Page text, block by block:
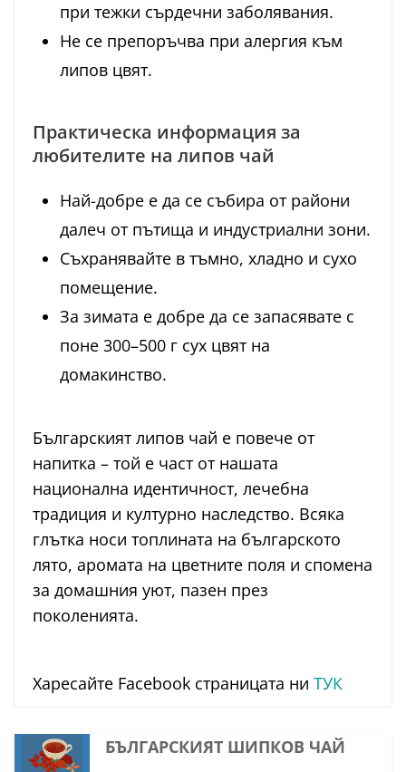
при тежки сърдечни заболявания.
Не се препоръчва при алергия към
липов цвят.
Практическа информация за
любителите на липов чай
Най-добре е да се събира от райони
далеч от пътища и индустриални зони.
Съхранявайте в тъмно, хладно и сухо
помещение.
За зимата е добре да се запасявате с
поне 300–500 г сух цвят на
домакинство.
Българският липов чай е повече от
напитка – той е част от нашата
национална идентичност, лечебна
традиция и културно наследство. Всяка
глътка носи топлината на българското
лято, аромата на цветните поля и спомена
за домашния уют, пазен през
поколенията.
Харесайте Facebook страницата ни ТУК
БЪЛГАРСКИЯТ ШИПКОВ ЧАЙ